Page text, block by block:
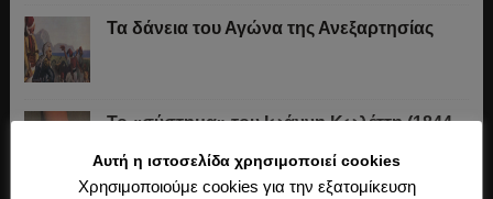
Τα δάνεια του Αγώνα της Ανεξαρτησίας
Το «σύστημα» του Ιωάννη Κωλέττη (1844-
Αυτή η ιστοσελίδα χρησιμοποιεί cookies
Χρησιμοποιούμε cookies για την εξατομίκευση